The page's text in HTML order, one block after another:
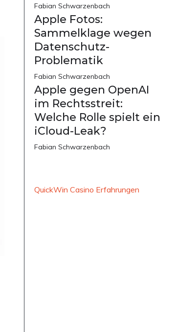
Fabian Schwarzenbach
Apple Fotos:
Sammelklage wegen
Datenschutz-
Problematik
Fabian Schwarzenbach
Apple gegen OpenAI
im Rechtsstreit:
Welche Rolle spielt ein
iCloud-Leak?
Fabian Schwarzenbach
QuickWin Casino Erfahrungen